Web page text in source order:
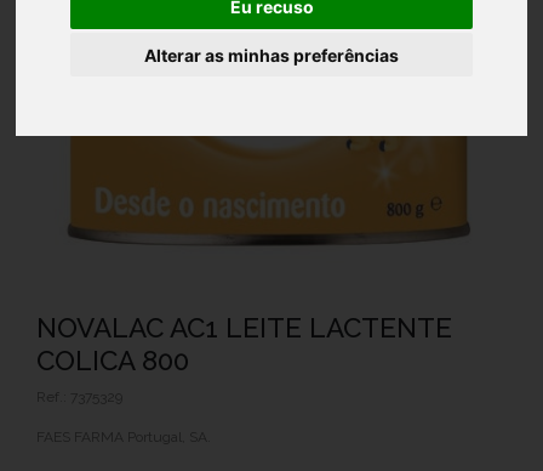
Eu recuso
Alterar as minhas preferências
NOVALAC AC1 LEITE LACTENTE
COLICA 800
Ref.: 7375329
FAES FARMA Portugal, SA.